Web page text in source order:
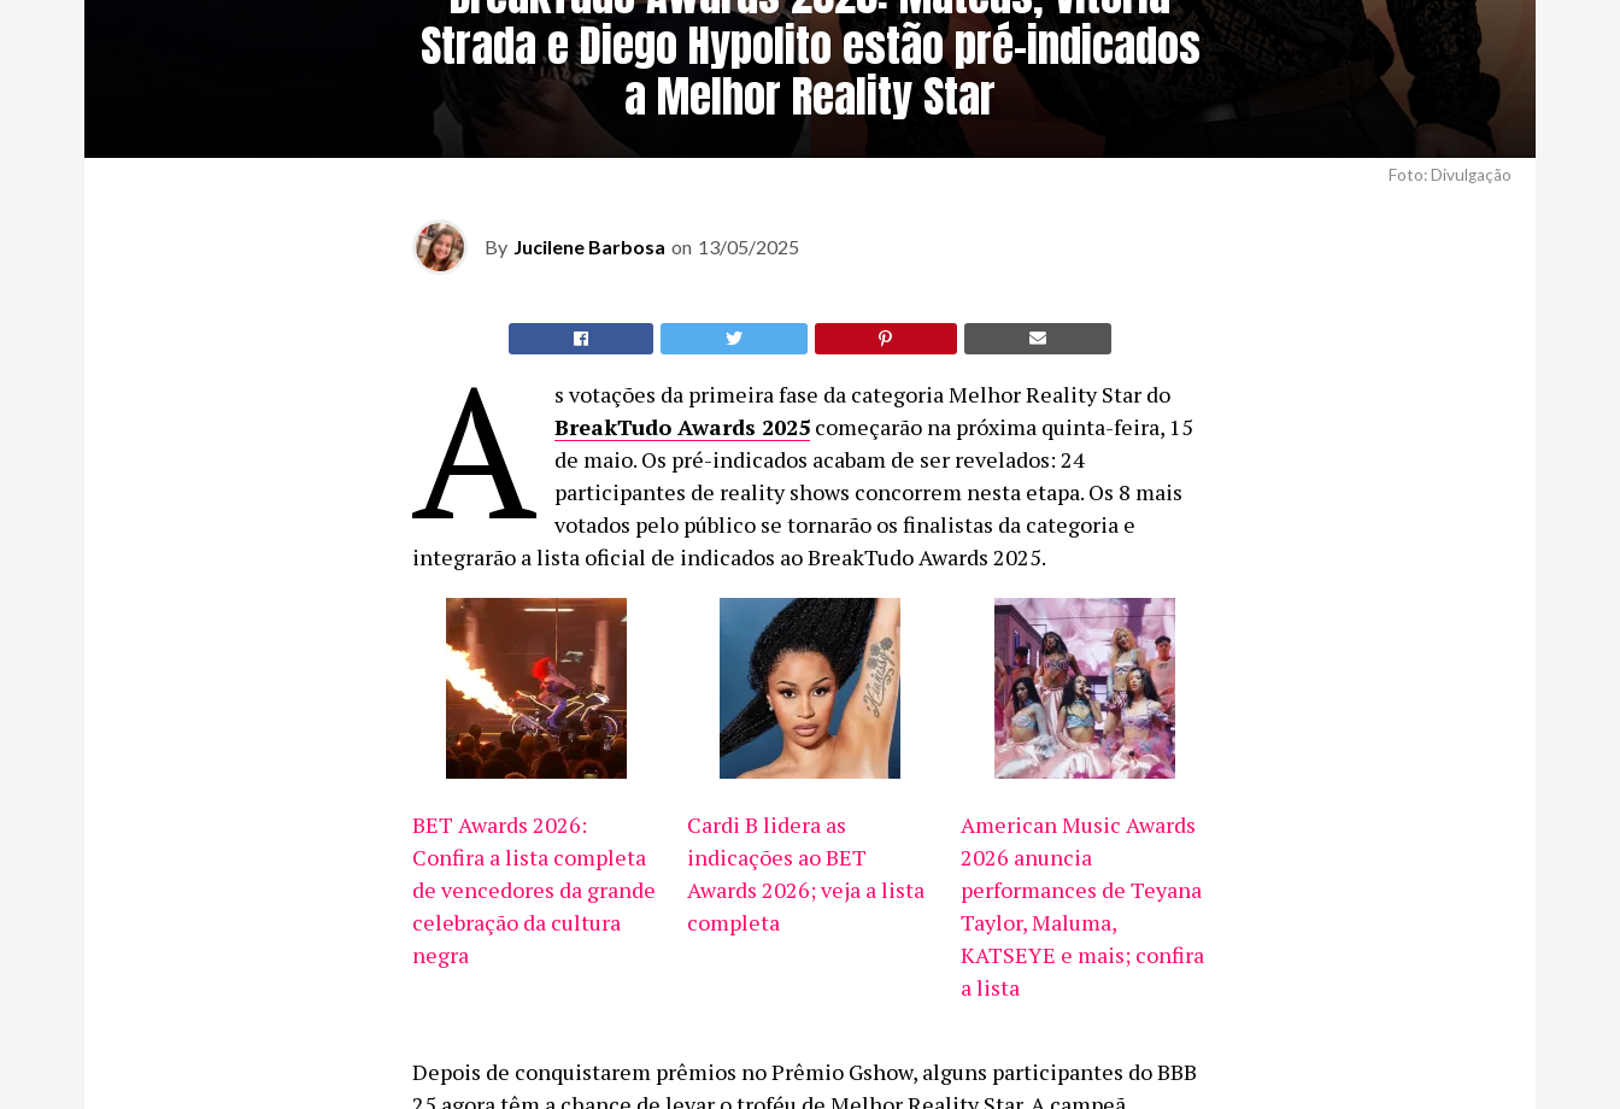
Strada e Diego Hypolito estão pré-indicados
a Melhor Reality Star
Foto: Divulgação
By Jucilene Barbosa on 13/05/2025
A
s votações da primeira fase da categoria Melhor Reality Star do
BreakTudo Awards 2025 começarão na próxima quinta-feira, 15
de maio. Os pré-indicados acabam de ser revelados: 24
participantes de reality shows concorrem nesta etapa. Os 8 mais
votados pelo público se tornarão os finalistas da categoria e
integrarão a lista oficial de indicados ao BreakTudo Awards 2025.
BET Awards 2026:
Confira a lista completa
de vencedores da grande
celebração da cultura
negra
Cardi B lidera as
indicações ao BET
Awards 2026; veja a lista
completa
American Music Awards
2026 anuncia
performances de Teyana
Taylor, Maluma,
KATSEYE e mais; confira
a lista
Depois de conquistarem prêmios no Prêmio Gshow, alguns participantes do BBB